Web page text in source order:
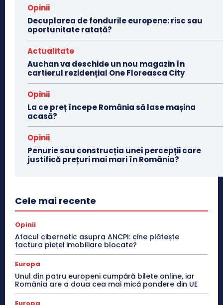
Opinii
Decuplarea de fondurile europene: risc sau
oportunitate ratată?
Actualitate
Auchan va deschide un nou magazin în
cartierul rezidențial One Floreasca City
Opinii
La ce preț începe România să lase mașina
acasă?
Opinii
Penurie sau construcția unei percepții care
justifică prețuri mai mari în România?
Cele mai recente
Opinii
Atacul cibernetic asupra ANCPI: cine plătește
factura pieței imobiliare blocate?
Europa
Unul din patru europeni cumpără bilete online, iar
România are a doua cea mai mică pondere din UE
Europa